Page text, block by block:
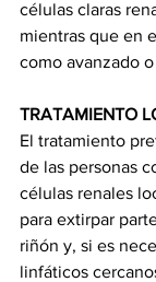
células claras
mientras que en
como avanzado
TRATAMIENTO
El tratamiento
de las personas
células renales
para extirpar
riñón y, si es
linfáticos